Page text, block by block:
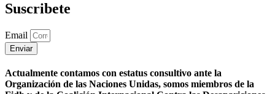
Suscribete
Email
Enviar
Actualmente contamos con estatus consultivo ante la
Organización de las Naciones Unidas, somos miembros de la